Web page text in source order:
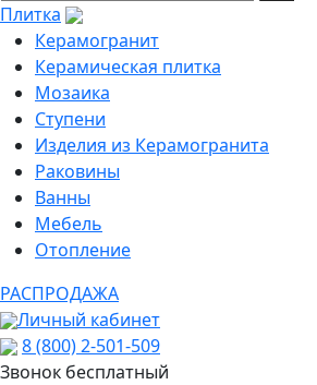
Плитка
Керамогранит
Керамическая плитка
Мозаика
Ступени
Изделия из Керамогранита
Раковины
Ванны
Мебель
Отопление
РАСПРОДАЖА
Личный кабинет
8 (800) 2-501-509
Звонок бесплатный